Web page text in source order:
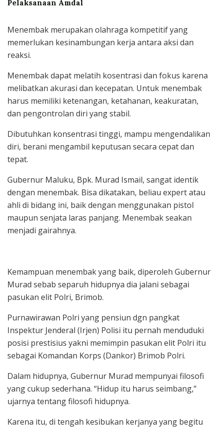
Pelaksanaan Amdal
Menembak merupakan olahraga kompetitif yang
memerlukan kesinambungan kerja antara aksi dan
reaksi.
Menembak dapat melatih kosentrasi dan fokus karena
melibatkan akurasi dan kecepatan. Untuk menembak
harus memiliki ketenangan, ketahanan, keakuratan,
dan pengontrolan diri yang stabil.
Dibutuhkan konsentrasi tinggi, mampu mengendalikan
diri, berani mengambil keputusan secara cepat dan
tepat.
Gubernur Maluku, Bpk. Murad Ismail, sangat identik
dengan menembak. Bisa dikatakan, beliau expert atau
ahli di bidang ini, baik dengan menggunakan pistol
maupun senjata laras panjang. Menembak seakan
menjadi gairahnya.
Kemampuan menembak yang baik, diperoleh Gubernur
Murad sebab separuh hidupnya dia jalani sebagai
pasukan elit Polri, Brimob.
Purnawirawan Polri yang pensiun dgn pangkat
Inspektur Jenderal (Irjen) Polisi itu pernah menduduki
posisi prestisius yakni memimpin pasukan elit Polri itu
sebagai Komandan Korps (Dankor) Brimob Polri.
Dalam hidupnya, Gubernur Murad mempunyai filosofi
yang cukup sederhana. “Hidup itu harus seimbang,”
ujarnya tentang filosofi hidupnya.
Karena itu, di tengah kesibukan kerjanya yang begitu